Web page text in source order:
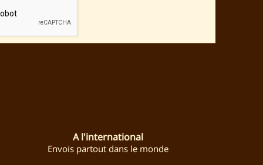
A l'international
Envois partout dans le monde